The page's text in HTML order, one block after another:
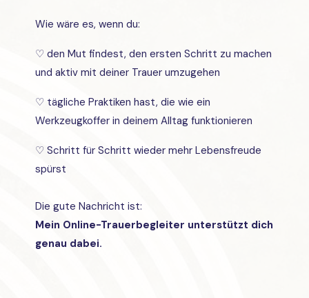
Wie wäre es, wenn du:
♡ den Mut findest, den ersten Schritt zu machen
und aktiv mit deiner Trauer umzugehen
♡ tägliche Praktiken hast, die wie ein
Werkzeugkoffer in deinem Alltag funktionieren
♡ Schritt für Schritt wieder mehr Lebensfreude
spürst
Die gute Nachricht ist:
Mein Online-Trauerbegleiter unterstützt dich
genau dabei.